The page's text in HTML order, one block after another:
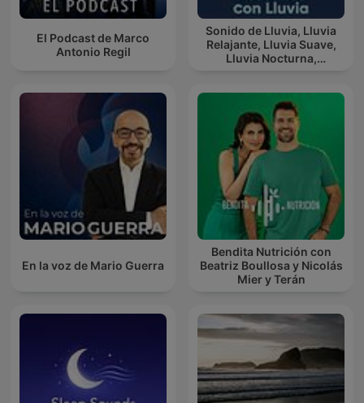
El Podcast de Marco
Antonio Regil
Sonido de Lluvia, Lluvia
Relajante, Lluvia Suave,
Lluvia Nocturna,
En la voz de Mario Guerra
Bendita Nutrición con
Beatriz Boullosa y Nicolás
Mier y Terán